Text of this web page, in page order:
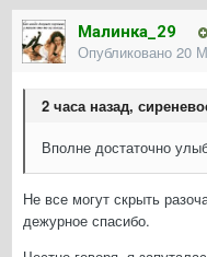
Малинка_29
Опубликовано 20
2 часа назад,
Вполне достаточно
Не все могут скрыть
дежурное спасибо.